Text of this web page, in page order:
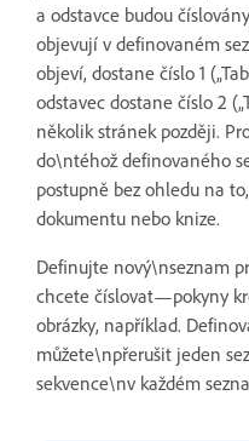
a odstavce budou
objevují v definovaném
objeví, dostane číslo 1
odstavec dostane číslo 2
několik stránek později.
do\ntéhož definovaného
postupně bez ohledu na
dokumentu nebo knize.
Definujte nový\nseznam
chcete číslovat—pokyny
obrázky, například.
můžete\npřerušit jeden
sekvence\nv každém